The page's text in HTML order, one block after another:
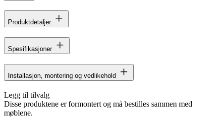
Produktdetaljer
Spesifikasjoner
Installasjon, montering og vedlikehold
Legg til tilvalg
Disse produktene er formontert og må bestilles sammen med
møblene.